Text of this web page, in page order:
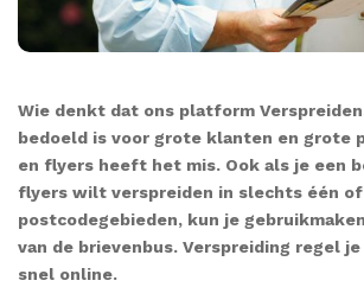
Wie denkt dat ons platform
bedoeld is voor grote klanten en grote
en flyers heeft het mis. Ook als je een
flyers wilt verspreiden in slechts één
postcodegebieden, kun je
van de brievenbus. Verspreiding regel
snel online.